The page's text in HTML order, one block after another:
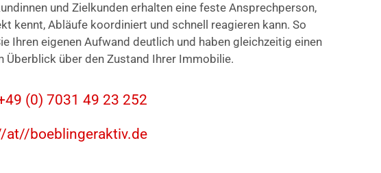
und Zielkunden erhalten eine feste Ansprechperson,
kennt, Abläufe koordiniert und schnell reagieren kann. So
Ihren eigenen Aufwand deutlich und haben gleichzeitig einen
Überblick über den Zustand Ihrer Immobilie.
(0) 7031 49 23 252
at//boeblingeraktiv.de